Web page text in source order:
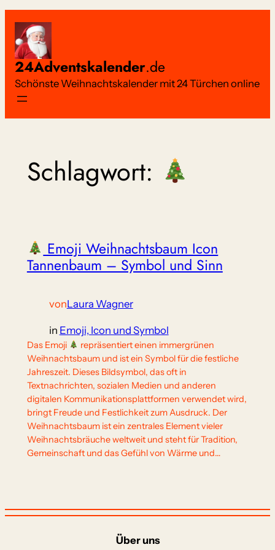
Inhalt
springen
24Adventskalender.de
Schönste Weihnachtskalender mit 24 Türchen online
Schlagwort:
Emoji Weihnachtsbaum Icon
Tannenbaum – Symbol und Sinn
vonLaura Wagner
in Emoji, Icon und Symbol
Das Emoji
repräsentiert einen immergrünen
Weihnachtsbaum und ist ein Symbol für die festliche
Jahreszeit. Dieses Bildsymbol, das oft in
Textnachrichten, sozialen Medien und anderen
digitalen Kommunikationsplattformen verwendet wird,
bringt Freude und Festlichkeit zum Ausdruck. Der
Weihnachtsbaum ist ein zentrales Element vieler
Weihnachtsbräuche weltweit und steht für Tradition,
Gemeinschaft und das Gefühl von Wärme und…
Über uns